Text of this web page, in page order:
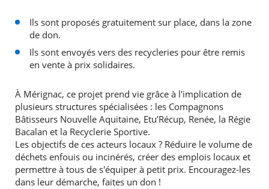
Ils sont proposés gratuitement sur place, dans la zone
de don.
Ils sont envoyés vers des recycleries pour être remis
en vente à prix solidaires.
À Mérignac, ce projet prend vie grâce à l'implication de
plusieurs structures spécialisées : les Compagnons
Bâtisseurs Nouvelle Aquitaine, Etu’Récup, Renée, la Régie
Bacalan et la Recyclerie Sportive.
Les objectifs de ces acteurs locaux ? Réduire le volume de
déchets enfouis ou incinérés, créer des emplois locaux et
permettre à tous de s'équiper à petit prix. Encouragez-les
dans leur démarche, faites un don !